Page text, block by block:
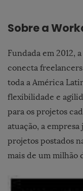
Sobre a
Fundada em 2012, a
conecta
toda a América
flexibilidade e
para os projetos
atuação, a
projetos postados
mais de um milhão